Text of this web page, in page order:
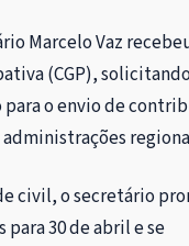
Marcelo Vaz
(CGP),
o envio de
civil, o secretário
30 de abril e se